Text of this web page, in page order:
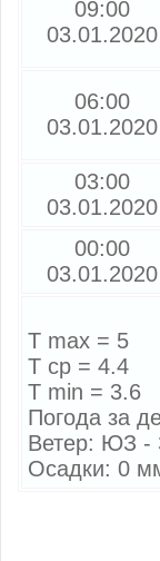
09:00
03.01.2020
06:00
03.01.2020
03:00
03.01.2020
00:00
03.01.2020
T max = 5
T cp = 4.4
T min = 3.6
Погода за
Ветер: ЮЗ -
Осадки: 0